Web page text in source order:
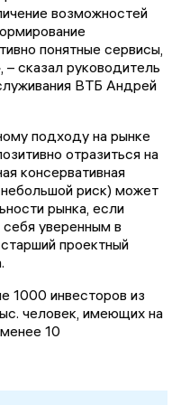
возможностей
понятные сервисы,
– сказал руководитель
ВТБ Андрей
подходу на рынке
отразиться на
консервативная
небольшой риск) может
рынка, если
себя уверенным в
проектный
1000 инвесторов из
человек, имеющих на
10